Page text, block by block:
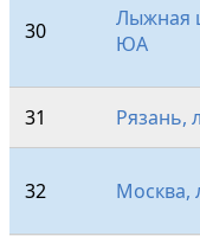
30
Лыжная
ЮА
31
Рязань,
32 Москва,